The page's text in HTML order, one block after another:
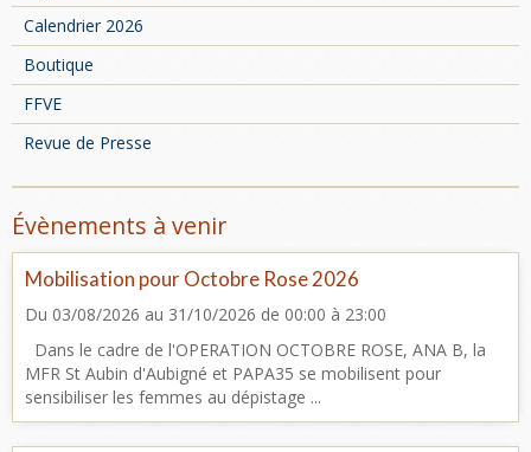
Calendrier 2026
Boutique
FFVE
Revue de Presse
Évènements à venir
Mobilisation pour Octobre Rose 2026
Du 03/08/2026 au 31/10/2026 de 00:00 à 23:00
Dans le cadre de l'OPERATION OCTOBRE ROSE, ANA B, la
MFR St Aubin d'Aubigné et PAPA35 se mobilisent pour
sensibiliser les femmes au dépistage ...